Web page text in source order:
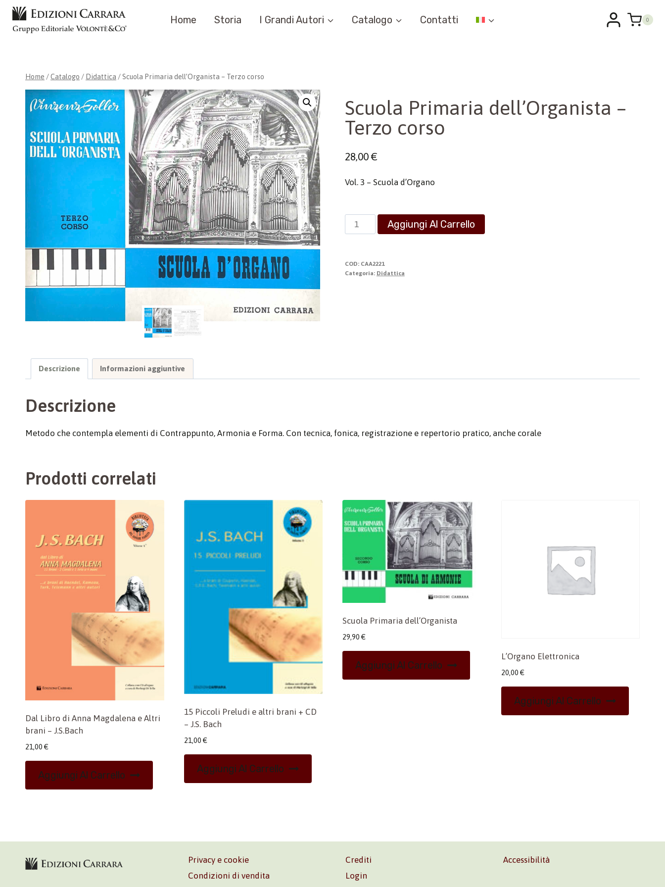
Salta
contenuto
Home Storia I Grandi Autori Catalogo Contatti 0
Home /Catalogo / Didattica / Scuola Primaria dell’Organista – Terzo corso
Scuola Primaria dell’Organista –
Terzo corso
28,00€
Vol. 3 – Scuola d’Organo
Scuola
Primaria
-
Terzo
Aggiungi Al Carrello
COD: CAA2221
Categoria: Didattica
Descrizione Informazioni aggiuntive
Descrizione
Metodo che contempla elementi di Contrappunto, Armonia e Forma. Con tecnica, fonica, registrazione e repertorio pratico, anche corale
Prodotti correlati
Dal Libro di Anna Magdalena e Altri
brani – J.S.Bach
21,00 €
Aggiungi Al Carrello
15 Piccoli Preludi e altri brani + CD
– J.S. Bach
21,00 €
Aggiungi Al Carrello
Scuola Primaria dell’Organista
29,90 €
Aggiungi Al Carrello
L’Organo Elettronica
20,00 €
Aggiungi Al Carrello
Privacy e cookie
Condizioni di vendita
Crediti
Login
Accessibilità